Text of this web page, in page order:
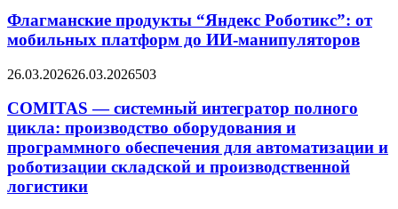
Флагманские продукты “Яндекс Роботикс”: от
мобильных платформ до ИИ-манипуляторов
26.03.202626.03.2026503
COMITAS — системный интегратор полного
цикла: производство оборудования и
программного обеспечения для автоматизации и
роботизации складской и производственной
логистики